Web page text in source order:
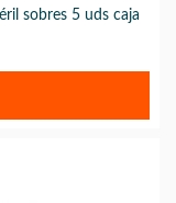
sobres 5 uds caja